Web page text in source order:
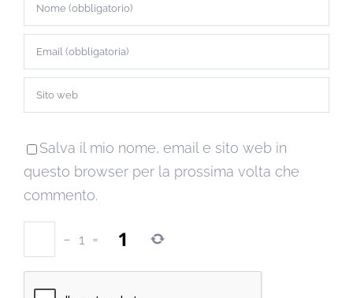
Salva il mio nome, email e sito web in
questo browser per la prossima volta che
commento.
− 1 =